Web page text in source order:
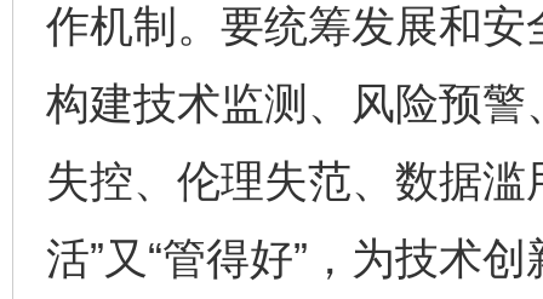
作机制。要统筹发展和
构建技术监测、风险预
失控、伦理失范、数据
活”又“管得好”，为技术